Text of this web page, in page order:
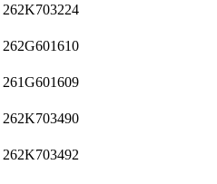
262K703224
262G601610
261G601609
262K703490
262K703492